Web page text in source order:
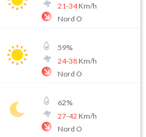
21-34Km/h
Nord O
59%
24-38Km/h
Nord O
62%
27-42 Km/h
Nord O